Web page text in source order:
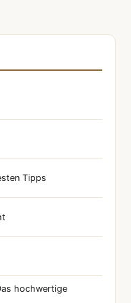
Tipps
hochwertige